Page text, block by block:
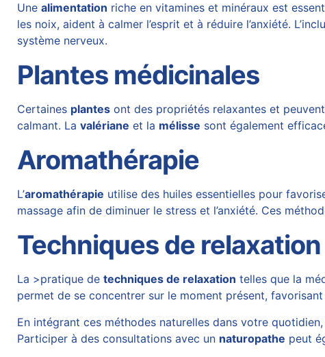
Unealimentation riche en vitamines et minéraux est
les noix, aident à calmer l’esprit et à réduire l’anxiété.
système nerveux.
Plantes médicinales
Certaines plantes ont des propriétés relaxantes et
calmant. Lavalériane et la mélisse sont également
Aromathérapie
L’aromathérapie utilise des huiles essentielles pour
massage afin de diminuer le stress et l’anxiété. Ces
Techniques de relaxation
La >pratique detechniques de relaxation telles que la
permet de se concentrer sur le moment présent,
En intégrant ces méthodes naturelles dans votre
Participer à des consultations avec un naturopathe peut